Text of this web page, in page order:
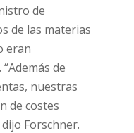
de
de las materias
eran
de
nuestras
de costes
Forschner.